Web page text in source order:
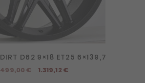
D62 9×18 ET25 6×139,7
€
Ursprünglicher
1.319,12 €Aktueller